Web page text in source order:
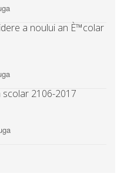
a noului an È™colar
scolar 2106-2017